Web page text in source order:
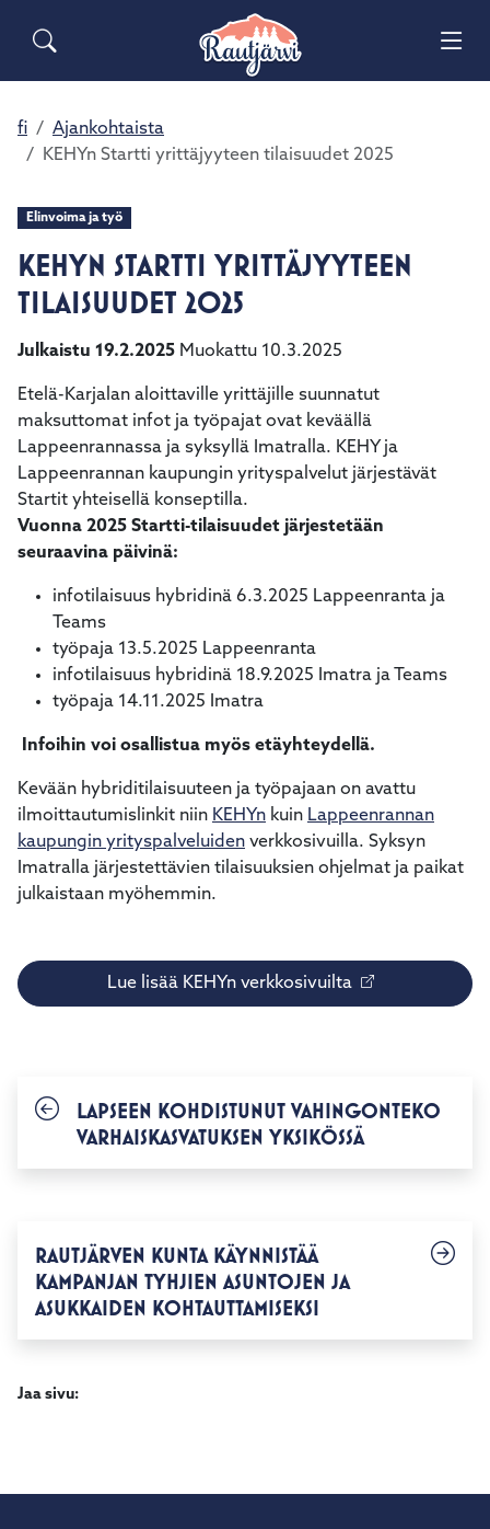
Siirry pääsisältöön Siirry päävalikkoon
Sähköiset lomakkeet
Haku
Valitse
oleva
tulos
ja
Siirry
valittuun
hakutulokseen
painamalla
Kosketuslaitteiden
käyttäjät
voivat
käyttää
kosketus-
ja
pyyhkäisyliikkeitä.
Asuminen ja ympäristö
Opetus ja kasvatus
Kunta ja päätöksenteko
fi
Ajankohtaista
KEHYn Startti yrittäjyyteen tilaisuudet 2025
Elinvoima ja työ
KEHYN STARTTI YRITTÄJYYTEEN
TILAISUUDET 2025
Julkaistu 19.2.2025 Muokattu 10.3.2025
Etelä-Karjalan aloittaville yrittäjille suunnatut
maksuttomat infot ja työpajat ovat keväällä
Lappeenrannassa ja syksyllä Imatralla. KEHY ja
Lappeenrannan kaupungin yrityspalvelut järjestävät
Startit yhteisellä konseptilla.
Vuonna 2025 Startti-tilaisuudet järjestetään
seuraavina päivinä:
infotilaisuus hybridinä 6.3.2025 Lappeenranta ja
Teams
työpaja 13.5.2025 Lappeenranta
infotilaisuus hybridinä 18.9.2025 Imatra ja Teams
työpaja 14.11.2025 Imatra
Infoihin voi osallistua myös etäyhteydellä.
Kevään hybriditilaisuuteen ja työpajaan on avattu
ilmoittautumislinkit niin KEHYn kuin Lappeenrannan
kaupungin yrityspalveluiden verkkosivuilla. Syksyn
Imatralla järjestettävien tilaisuuksien ohjelmat ja paikat
julkaistaan myöhemmin.
Lue lisää KEHYn verkkosivuilta
LAPSEEN KOHDISTUNUT VAHINGONTEKO
VARHAISKASVATUKSEN YKSIKÖSSÄ
RAUTJÄRVEN KUNTA KÄYNNISTÄÄ
KAMPANJAN TYHJIEN ASUNTOJEN JA
ASUKKAIDEN KOHTAUTTAMISEKSI
Jaa sivu: